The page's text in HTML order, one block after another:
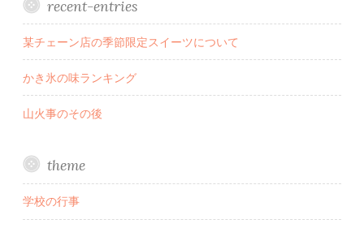
recent-entries
某チェーン店の季節限定スイーツについて
かき氷の味ランキング
山火事のその後
theme
学校の行事